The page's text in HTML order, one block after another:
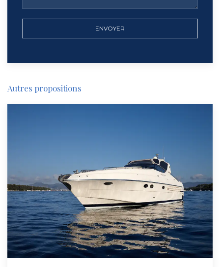
ENVOYER
Autres propositions